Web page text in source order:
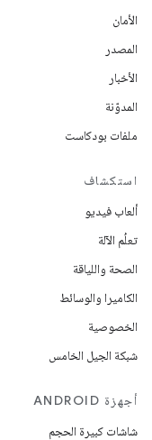
الأمان
المصدر
الأخبار
المدوّنة
ملفات بودكاست
استكشاف
ألعاب فيديو
تعلُم الآلة
الصحة واللياقة
الكاميرا والوسائط
الخصوصية
شبكة الجيل الخامس
أجهزة ANDROID
شاشات كبيرة الحجم